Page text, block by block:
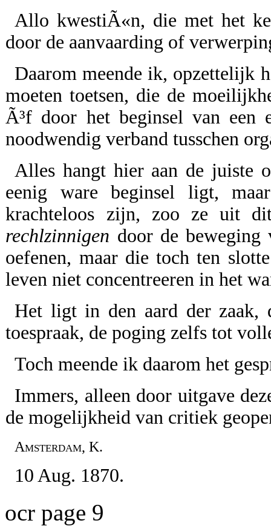
Allo kwestiÃ«n, die met het
door de aanvaarding of
Daarom meende ik, opzettelijk
moeten toetsen, die de
Ã³f door het beginsel van een
noodwendig verband tusschen
Alles hangt hier aan de juiste
eenig ware beginsel ligt,
krachteloos zijn, zoo ze uit
rechlzinnigen door de beweging
oefenen, maar die toch ten
leven niet concentreeren in het
Het ligt in den aard der zaak,
toespraak, de poging zelfs tot
Toch meende ik daarom het
Immers, alleen door uitgave
de mogelijkheid van critiek
Amsterdam, K.
10 Aug. 1870.
ocr page 9